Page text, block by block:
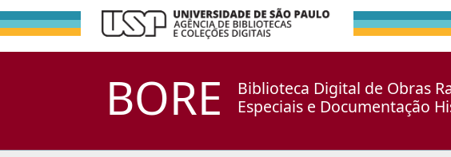
BORE
Biblioteca Digital de Obras
Especiais e Documentação